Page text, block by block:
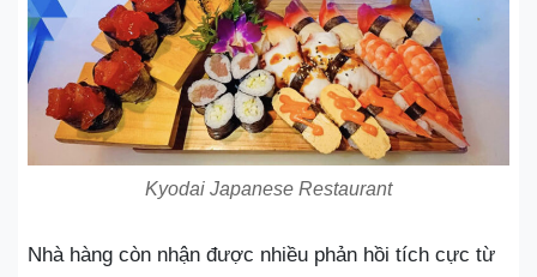
Kyodai Japanese Restaurant
Nhà hàng còn nhận được nhiều phản hồi tích cực từ